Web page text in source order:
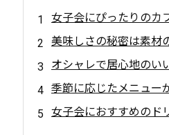
女子会にぴったりのカ
美味しさの秘密は素材
オシャレで居心地のい
季節に応じたメニュー
女子会におすすめのド